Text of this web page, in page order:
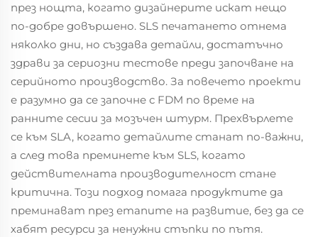
през нощта, когато дизайнерите искат нещо
по-добре довършено. SLS печатането отнема
няколко дни, но създава детайли, достатъчно
здрави за сериозни тестове преди започване на
серийното производство. За повечето проекти
е разумно да се започне с FDM по време на
ранните сесии за мозъчен штурм. Прехвърлете
се към SLA, когато детайлите станат по-важни,
а след това преминете към SLS, когато
действителната производителност стане
критична. Този подход помага продуктите да
преминават през етапите на развитие, без да се
хабят ресурси за ненужни стъпки по пътя.